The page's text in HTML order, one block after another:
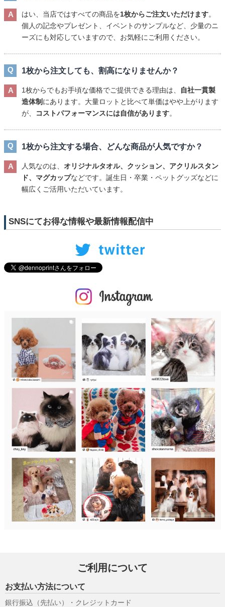
はい、当店ではすべての商品を1枚からご注文いただけます。
個人の記念やプレゼント、イベントのサンプルなど、少量のニ
ーズにも対応していますので、お気軽にご利用ください。
1枚から注文しても、割高になりませんか？
1枚からでもお手頃な価格でご提供できる理由は、
自社一貫製
造体制 にあります。大量ロットと比べて単価はやや上がります
が、
コストパフォーマンスには自信があります。
1枚から注文する場合、どんな商品が人気ですか？
人気なのは、 オリジナルタオル、クッション、アクリルスタン
ド、マグカップなどです。誕生日・卒業・ペットグッズなどに
幅広くご活用いただいています。
SNSにてお得な情報や最新情報配信中
ご利用について
お支払い方法について
銀行振込（先払い）・クレジットカード